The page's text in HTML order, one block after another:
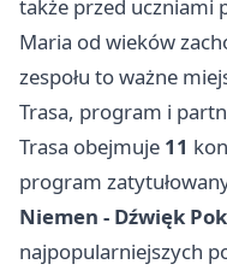
także przed uczniami
Maria od wieków
zespołu to ważne
Trasa, program i
Trasa obejmuje 11
program
Niemen - Dźwięk
najpopularniejszych